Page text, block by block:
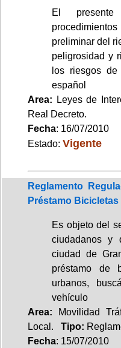
El
preliminar del
peligrosidad y
los riesgos
español
Area: Leyes de
Real Decreto.
Fecha: 16/07/2010
Estado: Vigente
Reglamento
Préstamo Bicicletas
Es objeto del
ciudadanos y
ciudad de
préstamo de
urbanos,
vehículo
Area: Movilidad
Local. Tipo:
Fecha: 15/07/2010